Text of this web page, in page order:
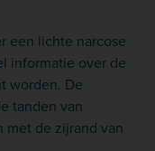
een lichte narcose
informatie over de
worden. De
tanden van
de zijrand van